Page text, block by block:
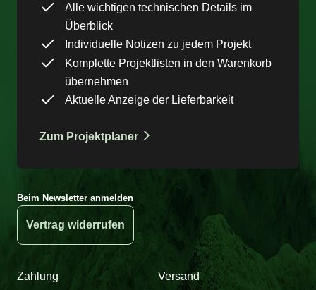
Alle wichtigen technischen Details im
Überblick
Individuelle Notizen zu jedem Projekt
Komplette Projektlisten in den Warenkorb
übernehmen
Aktuelle Anzeige der Lieferbarkeit
Zum Projektplaner
Beim Newsletter anmelden
Vertrag widerrufen
Zahlung Versand